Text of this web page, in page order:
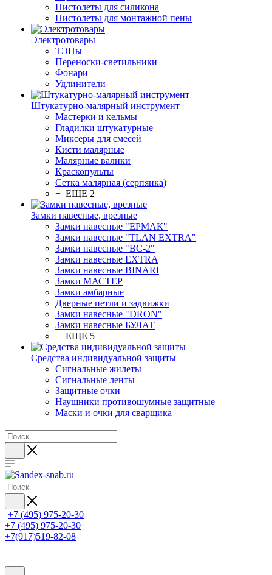
Пистолеты для силикона
Пистолеты для монтажной пены
Электротовары
ТЭНы
Переноски-светильники
Фонари
Удлинители
Штукатурно-малярный инструмент
Мастерки и кельмы
Гладилки штукатурные
Миксеры для смесей
Кисти малярные
Малярные валики
Краскопульты
Сетка малярная (серпянка)
+ ЕЩЕ 2
Замки навесные, врезные
Замки навесные "ЕРМАК"
Замки навесные "TLAN EXTRA"
Замки навесные "ВС-2"
Замки навесные EXTRA
Замки навесные BINARI
Замки МАСТЕР
Замки амбарные
Дверные петли и задвижки
Замки навесные "DRON"
Замки навесные БУЛАТ
+ ЕЩЕ 5
Средства индивидуальной защиты
Сигнальные жилеты
Сигнальные ленты
Защитные очки
Наушники противошумные защитные
Маски и очки для сварщика
+7 (495) 975-20-30
+7 (495) 975-20-30
+7(917)519-82-08